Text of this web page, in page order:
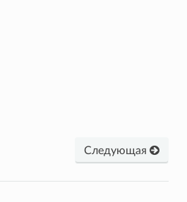
Следующая